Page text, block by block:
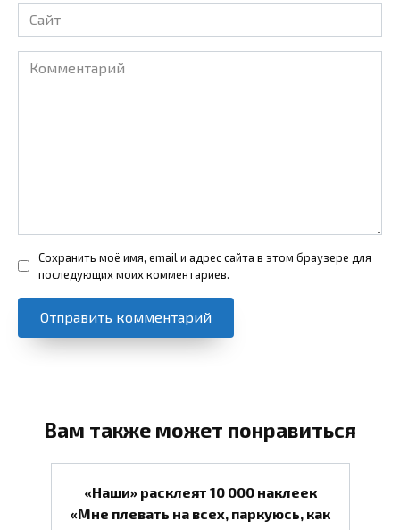
Сайт
Комментарий
Сохранить моё имя, email и адрес сайта в этом браузере для
последующих моих комментариев.
Вам также может понравиться
«Наши» расклеят 10 000 наклеек
«Мне плевать на всех, паркуюсь, как